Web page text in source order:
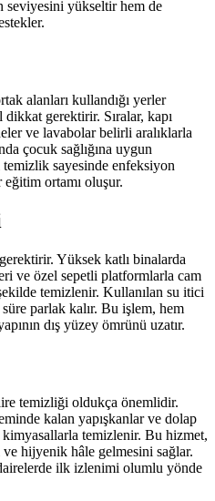
seviyesini yükseltir hem de
alanları kullandığı yerler
gerektirir. Sıralar, kapı
ve lavabolar belirli aralıklarla
çocuk sağlığına uygun
sayesinde enfeksiyon
ortamı oluşur.
Yüksek katlı binalarda
ve özel sepetli platformlarla cam
temizlenir. Kullanılan su itici
parlak kalır. Bu işlem, hem
dış yüzey ömrünü uzatır.
temizliği oldukça önemlidir.
kalan yapışkanlar ve dolap
temizlenir. Bu hizmet,
ve hijyenik hâle gelmesini sağlar.
ilk izlenimi olumlu yönde